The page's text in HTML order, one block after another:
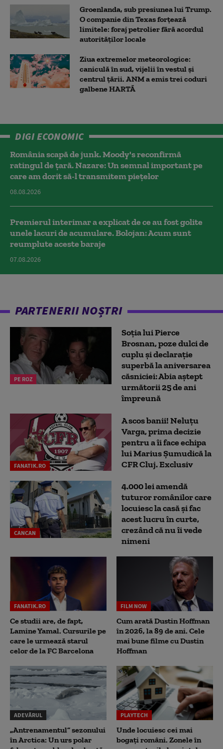
Groenlanda, sub presiunea lui Trump.
O companie din Texas forțează
limitele: foraj petrolier fără acordul
autorităților locale
Ziua extremelor meteorologice:
caniculă în sud, vijelii în vestul și
centrul țării. ANM a emis trei coduri
galbene HARTĂ
DIGI ECONOMIC
România scapă de junk. Moody's reconfirmă
ratingul de țară. Nazare: Un semnal important pe
care am dorit să-l transmitem piețelor
08.08.2026
Premierul interimar a explicat de ce au fost golite
unele lacuri de acumulare. Bolojan: Acum sunt
reumplute aceste baraje
07.08.2026
PARTENERII NOȘTRI
PE ROZ
Soția lui Pierce
Brosnan, poze dulci de
cuplu și declarație
superbă la aniversarea
căsniciei: Abia aștept
următorii 25 de ani
împreună
FANATIK.RO
A scos banii! Neluțu
Varga, prima decizie
pentru a îi face echipa
lui Marius Șumudică la
CFR Cluj. Exclusiv
CANCAN
4.000 lei amendă
tuturor românilor care
locuiesc la casă și fac
acest lucru în curte,
crezând că nu îi vede
nimeni
FANATIK.RO
Ce studii are, de fapt,
Lamine Yamal. Cursurile pe
care le urmează starul
celor de la FC Barcelona
FILM NOW
Cum arată Dustin Hoffman
în 2026, la 89 de ani. Cele
mai bune filme cu Dustin
Hoffman
ADEVĂRUL
„Antrenamentul” sezonului
în Arctica: Un urs polar
PLAYTECH
Unde locuiesc cei mai
bogați români. Zonele în